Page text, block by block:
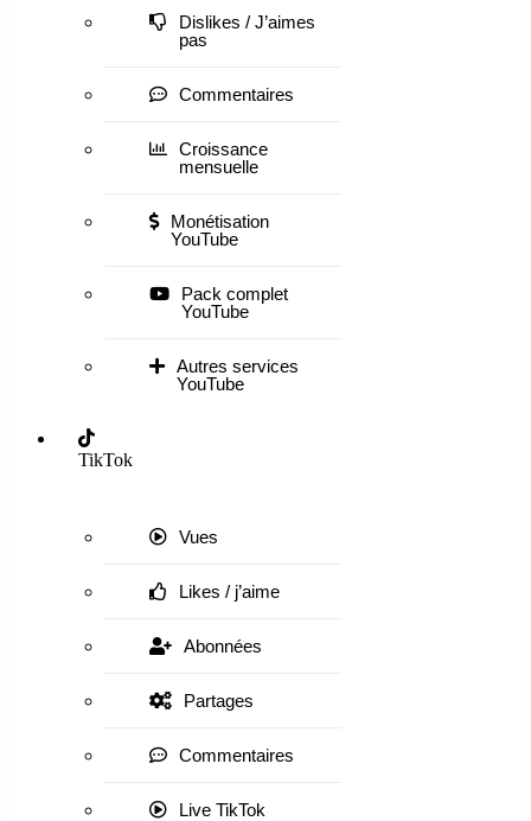
Dislikes / J’aimes
pas
Commentaires
Croissance
mensuelle
Monétisation
YouTube
Pack complet
YouTube
Autres services
YouTube
TikTok
Vues
Likes / j’aime
Abonnées
Partages
Commentaires
Live TikTok